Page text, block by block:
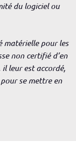
du logiciel ou
matérielle pour les
non certifié d’en
leur est accordé,
se mettre en